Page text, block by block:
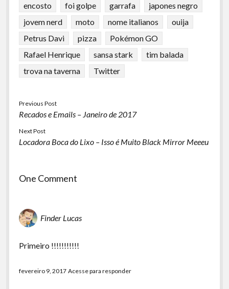
encosto
foi golpe garrafa
japones negro
jovem nerd
moto nome italianos
ouija
Petrus Davi
pizza
Pokémon GO
Rafael Henrique
sansa stark
tim balada
trova na taverna
Twitter
Previous Post
Recados e Emails – Janeiro de 2017
Next Post
Locadora Boca do Lixo – Isso é Muito Black Mirror Meeeu
One Comment
Finder Lucas
Primeiro !!!!!!!!!!!
fevereiro 9, 2017 Acesse para responder